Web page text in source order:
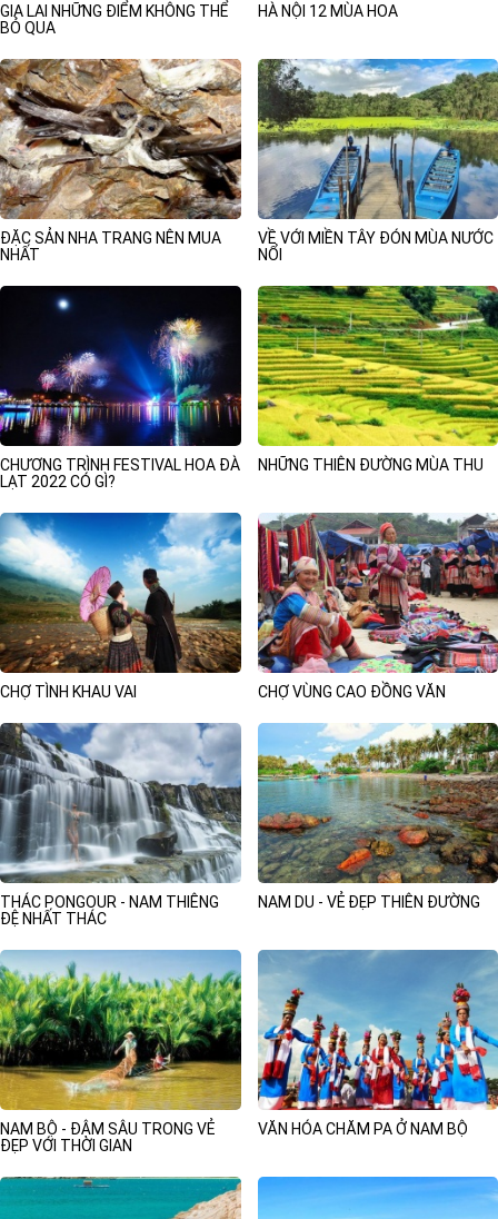
GIA LAI NHỮNG ĐIỂM KHÔNG THỂ
BỎ QUA
HÀ NỘI 12 MÙA HOA
ĐẶC SẢN NHA TRANG NÊN MUA
NHẤT
VỀ VỚI MIỀN TÂY ĐÓN MÙA NƯỚC
NỔI
CHƯƠNG TRÌNH FESTIVAL HOA ĐÀ
LẠT 2022 CÓ GÌ?
NHỮNG THIÊN ĐƯỜNG MÙA THU
CHỢ TÌNH KHAU VAI CHỢ VÙNG CAO ĐỒNG VĂN
THÁC PONGOUR - NAM THIÊNG
ĐỆ NHẤT THÁC
NAM DU - VẺ ĐẸP THIÊN ĐƯỜNG
NAM BỘ - ĐẬM SÂU TRONG VẺ
ĐẸP VỚI THỜI GIAN
VĂN HÓA CHĂM PA Ở NAM BỘ